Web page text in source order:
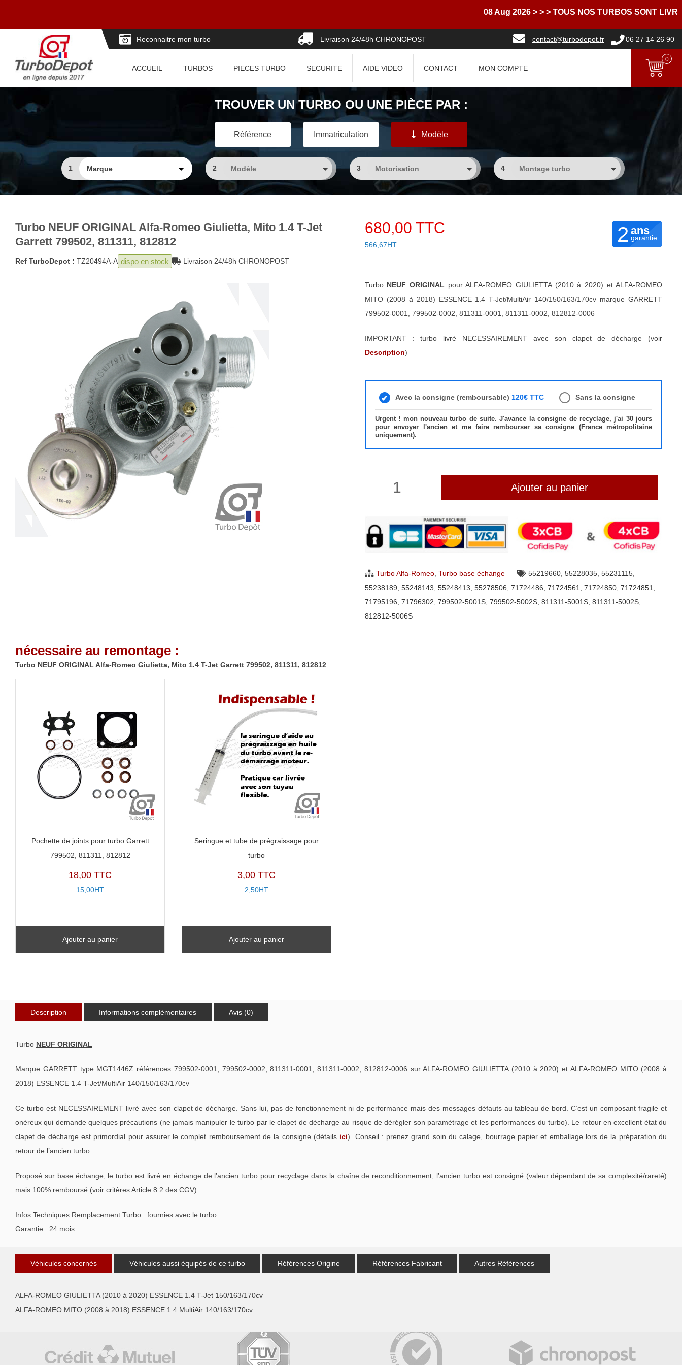
08 Aug 2026 > > > TOUS NOS TURBOS SONT LIVRES
Reconnaitre mon turbo Livraison 24/48h CHRONOPOST contact@turbodepot.fr 06 27 14 26 90
ACCUEIL TURBOS PIECES TURBO SECURITE AIDE VIDEO CONTACT MON COMPTE
0
TROUVER UN TURBO OU UNE PIÈCE PAR :
Référence Immatriculation Modèle
1 2 3 4
Turbo NEUF ORIGINAL Alfa-Romeo Giulietta, Mito 1.4 T-Jet
Garrett 799502, 811311, 812812
Ref TurboDepot : TZ20494A-A dispo en stock Livraison 24/48h CHRONOPOST
680,00 TTC
566,67HT 2 ans
garantie
Turbo NEUF ORIGINAL pour ALFA-ROMEO GIULIETTA (2010 à 2020) et ALFA-ROMEO
MITO (2008 à 2018) ESSENCE 1.4 T-Jet/MultiAir 140/150/163/170cv marque GARRETT
799502-0001, 799502-0002, 811311-0001, 811311-0002, 812812-0006
IMPORTANT : turbo livré NECESSAIREMENT avec son clapet de décharge (voir
Description)
Avec la consigne (remboursable) 120€ TTC Sans la consigne
Urgent ! mon nouveau turbo de suite. J'avance la consigne de recyclage, j'ai 30 jours
pour envoyer l'ancien et me faire rembourser sa consigne (France métropolitaine
uniquement).
NEUF
ORIGINAL
Ajouter au panier
Turbo Alfa-Romeo, Turbo base échange 55219660, 55228035, 55231115,
55238189 55248143 55248413 55278506 71724486 71724561 71724850, 71724851
71795196 71796302 799502-5001S, 799502-5002S, 811311-5001S, 811311-5002S,
812812-5006S
nécessaire au remontage :
Turbo NEUF ORIGINAL Alfa-Romeo Giulietta, Mito 1.4 T-Jet Garrett 799502, 811311, 812812
Pochette de joints pour turbo Garrett
799502, 811311, 812812
18,00 TTC
15,00HT
Ajouter au panier
Seringue et tube de prégraissage pour
turbo
3,00 TTC
2,50HT
Ajouter au panier
Description Informations complémentaires Avis (0)
Turbo NEUF ORIGINAL
Marque GARRETT type MGT1446Z références 799502-0001, 799502-0002, 811311-0001, 811311-0002, 812812-0006 sur ALFA-ROMEO GIULIETTA (2010 à 2020) et ALFA-ROMEO MITO (2008 à
2018) ESSENCE 1.4 T-Jet/MultiAir 140/150/163/170cv
Ce turbo est NECESSAIREMENT livré avec son clapet de décharge. Sans lui, pas de fonctionnement ni de performance mais des messages défauts au tableau de bord. C’est un composant fragile et
onéreux qui demande quelques précautions (ne jamais manipuler le turbo par le clapet de décharge au risque de dérégler son paramétrage et les performances du turbo). Le retour en excellent état du
clapet de décharge est primordial pour assurer le complet remboursement de la consigne (détails ici). Conseil : prenez grand soin du calage, bourrage papier et emballage lors de la préparation du
retour de l’ancien turbo.
Proposé sur base échange, le turbo est livré en échange de l’ancien turbo pour recyclage dans la chaîne de reconditionnement, l’ancien turbo est consigné (valeur dépendant de sa complexité/rareté)
mais 100% remboursé (voir critères Article 8.2 des CGV).
Infos Techniques Remplacement Turbo : fournies avec le turbo
Garantie : 24 mois
Véhicules concernés Véhicules aussi équipés de ce turbo Références Origine Références Fabricant Autres Références
ALFA-ROMEO GIULIETTA (2010 à 2020) ESSENCE 1.4 T-Jet 150/163/170cv
ALFA-ROMEO MITO (2008 à 2018) ESSENCE 1.4 MultiAir 140/163/170cv